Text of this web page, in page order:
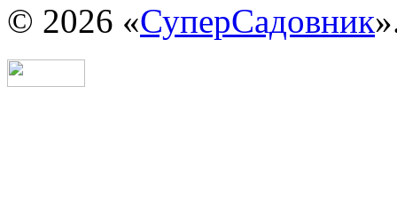
© 2026 «СуперСадовник